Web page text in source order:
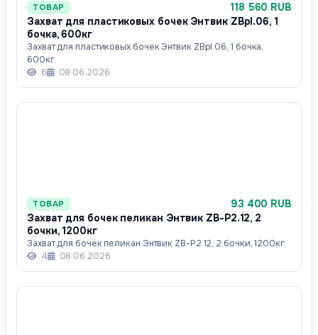
ТОВАР
118 560 RUB
Захват для пластиковых бочек Энтвик ZBpl.06, 1
бочка, 600кг
Захват для пластиковых бочек Энтвик ZBpl.06, 1 бочка,
600кг
6
08.06.2026
ТОВАР
93 400 RUB
Захват для бочек пеликан Энтвик ZB-P2.12, 2
бочки, 1200кг
Захват для бочек пеликан Энтвик ZB-P2.12, 2 бочки, 1200кг
4
08.06.2026